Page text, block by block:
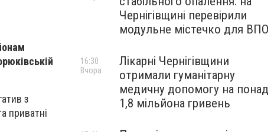
з
приватні
Чернігівщині перевірили
модульне містечко для ВПО
Лікарні Чернігівщини
отримали гуманітарну
медичну допомогу на понад
1,8 мільйона гривень
16:30
Вчора